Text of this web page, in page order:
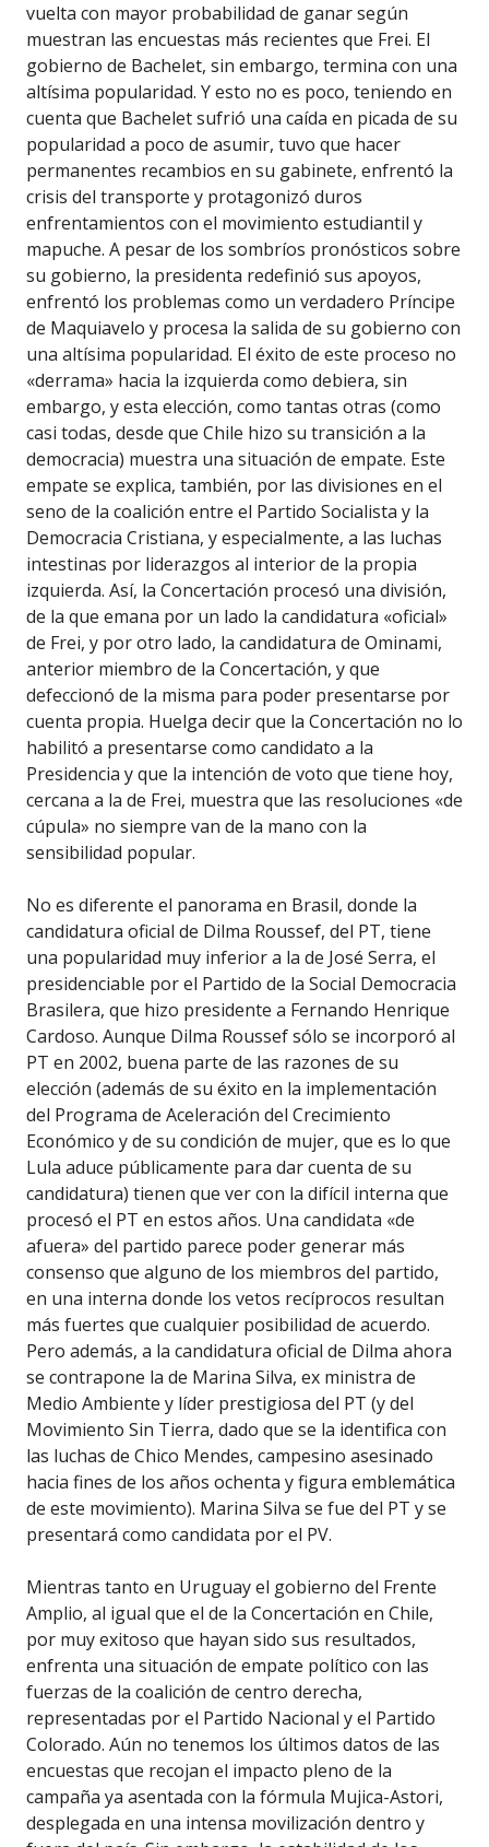
vuelta con mayor probabilidad de ganar ­según
muestran las encuestas más recientes­ que Frei. El
gobierno de Bachelet, sin embargo, termina con una
altísima popularidad. Y esto no es poco, teniendo en
cuenta que Bachelet sufrió una caída en picada de su
popularidad a poco de asumir, tuvo que hacer
permanentes recambios en su gabinete, enfrentó la
crisis del transporte y protagonizó duros
enfrentamientos con el movimiento estudiantil y
mapuche. A pesar de los sombríos pronósticos sobre
su gobierno, la presidenta redefinió sus apoyos,
enfrentó los problemas como un verdadero Príncipe
de Maquiavelo y procesa la salida de su gobierno con
una altísima popularidad. El éxito de este proceso no
«derrama» hacia la izquierda como debiera, sin
embargo, y esta elección, como tantas otras (como
casi todas, desde que Chile hizo su transición a la
democracia) muestra una situación de empate. Este
empate se explica, también, por las divisiones en el
seno de la coalición entre el Partido Socialista y la
Democracia Cristiana, y especialmente, a las luchas
intestinas por liderazgos al interior de la propia
izquierda. Así, la Concertación procesó una división,
de la que emana por un lado la candidatura «oficial»
de Frei, y por otro lado, la candidatura de Ominami,
anterior miembro de la Concertación, y que
defeccionó de la misma para poder presentarse por
cuenta propia. Huelga decir que la Concertación no lo
habilitó a presentarse como candidato a la
Presidencia y que la intención de voto que tiene hoy,
cercana a la de Frei, muestra que las resoluciones «de
cúpula» no siempre van de la mano con la
sensibilidad popular.
No es diferente el panorama en Brasil, donde la
candidatura oficial de Dilma Roussef, del PT, tiene
una popularidad muy inferior a la de José Serra, el
presidenciable por el Partido de la Social Democracia
Brasilera, que hizo presidente a Fernando Henrique
Cardoso. Aunque Dilma Roussef sólo se incorporó al
PT en 2002, buena parte de las razones de su
elección (además de su éxito en la implementación
del Programa de Aceleración del Crecimiento
Económico y de su condición de mujer, que es lo que
Lula aduce públicamente para dar cuenta de su
candidatura) tienen que ver con la difícil interna que
procesó el PT en estos años. Una candidata «de
afuera» del partido parece poder generar más
consenso que alguno de los miembros del partido,
en una interna donde los vetos recíprocos resultan
más fuertes que cualquier posibilidad de acuerdo.
Pero además, a la candidatura oficial de Dilma ahora
se contrapone la de Marina Silva, ex ministra de
Medio Ambiente y líder prestigiosa del PT (y del
Movimiento Sin Tierra, dado que se la identifica con
las luchas de Chico Mendes, campesino asesinado
hacia fines de los años ochenta y figura emblemática
de este movimiento). Marina Silva se fue del PT y se
presentará como candidata por el PV.
Mientras tanto en Uruguay el gobierno del Frente
Amplio, al igual que el de la Concertación en Chile,
por muy exitoso que hayan sido sus resultados,
enfrenta una situación de empate político con las
fuerzas de la coalición de centro derecha,
representadas por el Partido Nacional y el Partido
Colorado. Aún no tenemos los últimos datos de las
encuestas que recojan el impacto pleno de la
campaña ya asentada con la fórmula Mujica-Astori,
desplegada en una intensa movilización dentro y